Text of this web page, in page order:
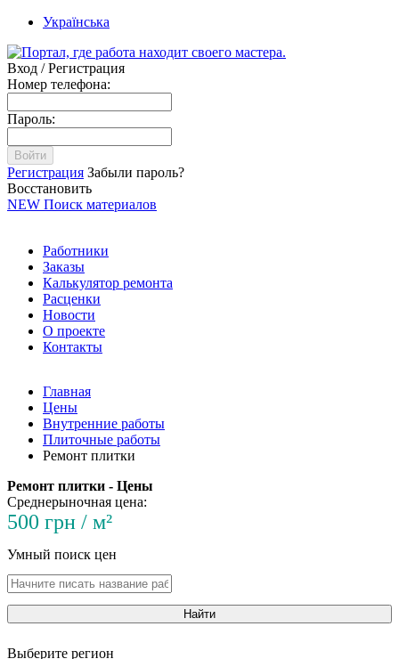
Українська
Вход / Регистрация
Номер телефона:
Пароль:
Войти
Регистрация Забыли пароль?
Восстановить
NEW Поиск материалов
Работники
Заказы
Калькулятор ремонта
Расценки
Новости
О проекте
Контакты
Главная
Цены
Внутренние работы
Плиточные работы
Ремонт плитки
Ремонт плитки - Цены
Среднерыночная цена:
500 грн / м²
Умный поиск цен
Найти
Выберите регион